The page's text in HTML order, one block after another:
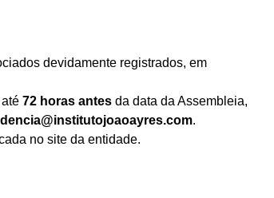
devidamente registrados, em
72 horas antes da data da Assembleia,
institutojoaoayres.com.
no site da entidade.